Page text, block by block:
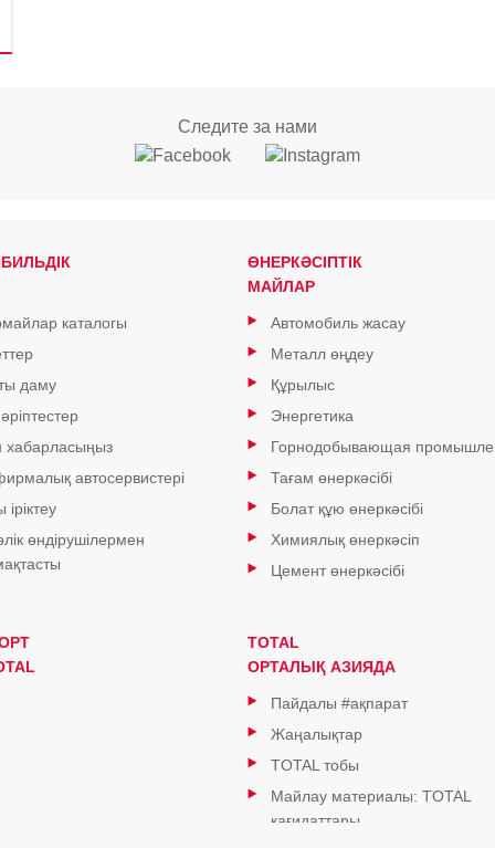
Следите за нами
каталогы
даму
әріптестер
хабарласыңыз
автосервистері
өндірушілермен
ӨНЕРКӘСІПТІК
МАЙЛАР
Автомобиль жасау
Металл өңдеу
Құрылыс
Энергетика
Горнодобывающая
Тағам өнеркәсібі
Болат құю өнеркәсібі
Химиялық өнеркәсіп
Цемент өнеркәсібі
TOTAL
ОРТАЛЫҚ АЗИЯДА
Пайдалы #ақпарат
Жаңалықтар
TOTAL тобы
Майлау материалы: TOTAL
қағидаттары